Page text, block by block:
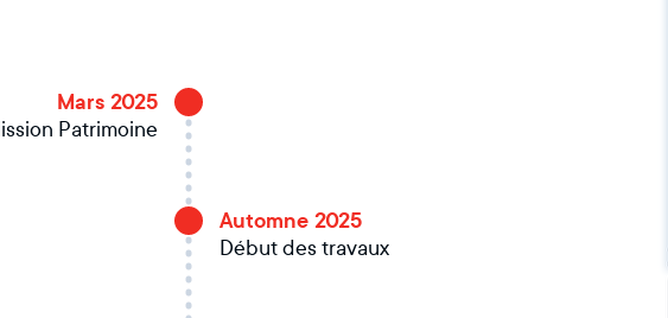
Mars 2025
Patrimoine
Automne 2025
Début des travaux